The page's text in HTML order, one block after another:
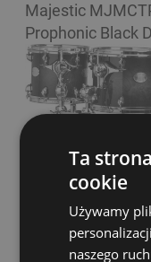
Majestic
Prophonic Black
Promusin
Ta
cookie
Używamy
naszego